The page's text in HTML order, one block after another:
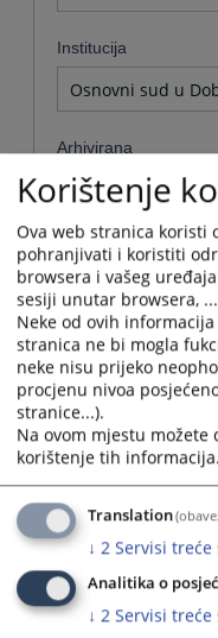
Institucija
Osnovni sud u
Arhivirana
Ne
Datum od
Navigate
forward
to
interact
with
the
calendar
select
a
date.
Press
the
question
Datum do
Navigate
forward
to
interact
with
the
calendar
and
select
Sortiraj po
Odaberi...
Napredne stavke
Korištenje
Ova web stranica koristi
pohranjivati i koristiti
browsera i vašeg
sesiji unutar browsera,
Neke od ovih
stranica ne bi mogla
neke nisu prijeko
procjenu nivoa
stranice...).
Na ovom mjestu
korištenje tih informacija.
Translation
↓ 2 Servisi treće
Analitika o
↓ 2 Servisi treće